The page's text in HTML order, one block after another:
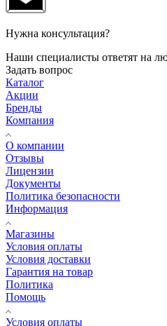
Нужна консультация?
Наши специалисты ответят на
Задать вопрос
Каталог
Акции
Бренды
Компания
О компании
Отзывы
Лицензии
Документы
Политика безопасности
Информация
Магазины
Условия оплаты
Условия доставки
Гарантия на товар
Политика
Помощь
Условия оплаты